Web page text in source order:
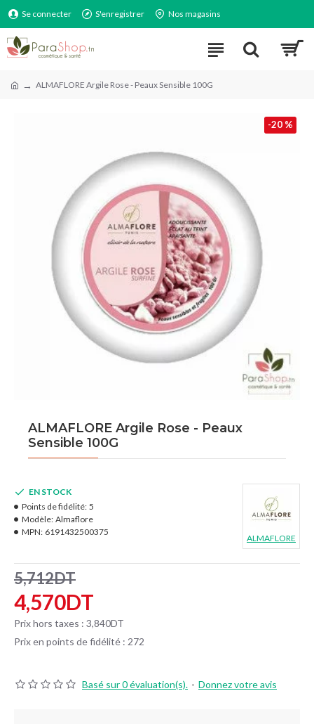
Se connecter S'enregistrer Nos magasins
ALMAFLORE Argile Rose - Peaux Sensible 100G
-20 %
ALMAFLORE Argile Rose - Peaux
Sensible 100G
Basé sur 0 évaluation(s). - Donnez votre avis
4,570DT
5,712DT
Prix hors taxes : 3,840DT
Prix en points de fidélité : 272
EN STOCK
Points de fidélité: 5
Modèle: Almaflore
MPN: 6191432500375
ALMAFLORE